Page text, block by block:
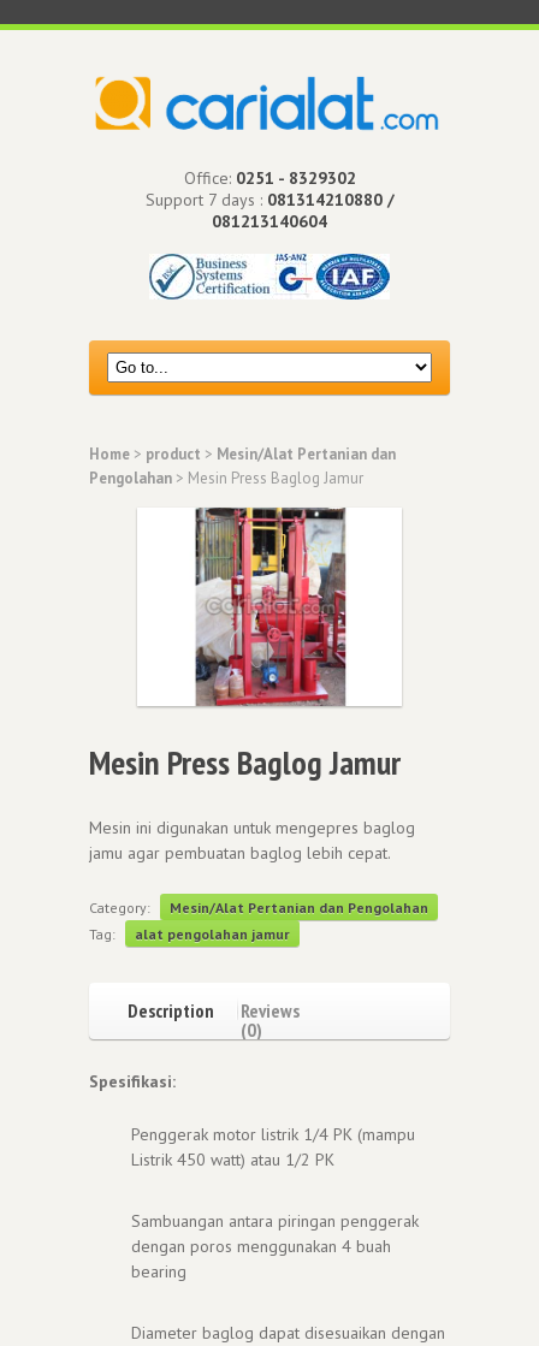
Office: 0251 - 8329302
Support 7 days : 081314210880 /
081213140604
Home > product > Mesin/Alat Pertanian dan
Pengolahan > Mesin Press Baglog Jamur
Mesin Press Baglog Jamur
Mesin ini digunakan untuk mengepres baglog
jamu agar pembuatan baglog lebih cepat.
Category:
Mesin/Alat Pertanian dan Pengolahan
Tag:
alat pengolahan jamur
Description
Reviews
(0)
Spesifikasi:
Penggerak motor listrik 1/4 PK (mampu
Listrik 450 watt) atau 1/2 PK
Sambuangan antara piringan penggerak
dengan poros menggunakan 4 buah
bearing
Diameter baglog dapat disesuaikan dengan